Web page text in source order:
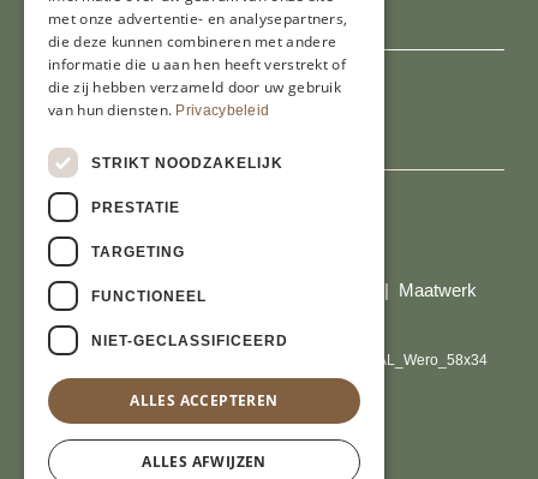
Al onze prijzen zijn incl. BTW
© Copyright 2026 Limburgs Bakwinkeltje | Maatwerk
met onze advertentie- en analysepartners,
die deze kunnen combineren met andere
informatie die u aan hen heeft verstrekt of
die zij hebben verzameld door uw gebruik
van hun diensten. Privacybeleid
STRIKT NOODZAKELIJK
PRESTATIE
TARGETING
FUNCTIONEEL
NIET-GECLASSIFICEERD
ALLES ACCEPTEREN
ALLES AFWIJZEN